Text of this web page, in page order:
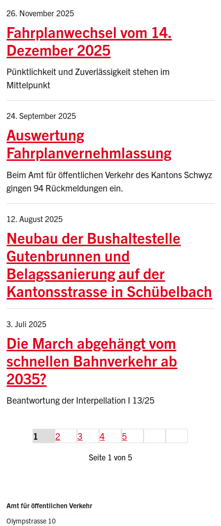
Fahrplanwechsel vom 14.
Dezember 2025
26. November 2025
Pünktlichkeit und Zuverlässigkeit stehen im
Mittelpunkt
Auswertung
Fahrplanvernehmlassung
24. September 2025
Beim Amt für öffentlichen Verkehr des Kantons Schwyz
gingen 94 Rückmeldungen ein.
Neubau der Bushaltestelle
Gutenbrunnen und
Belagssanierung auf der
Kantonsstrasse in Schübelbach
12. August 2025
Die March abgehängt vom
schnellen Bahnverkehr ab
2035?
3. Juli 2025
Beantwortung der Interpellation I 13/25
1 2 3 4 5
Seite 1 von 5
Sidebar
Adressen
Amt für öffentlichen Verkehr
Olympstrasse 10